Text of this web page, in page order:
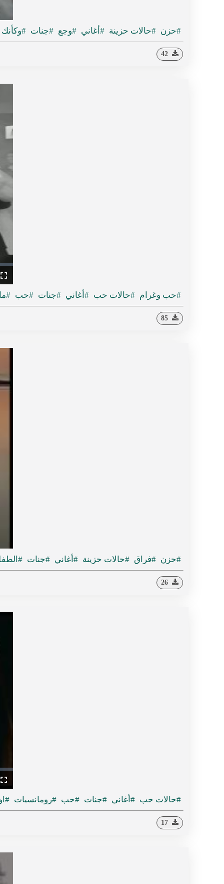
#حزن #حالات حزينة #أغاني #وجع #جنات
#حب وغرام #حالات حب #أغاني #جنات #حب
#حزن #فراق #حالات حزينة #أغاني #جنات
#حالات حب #أغاني #جنات #حب #رومانسيات